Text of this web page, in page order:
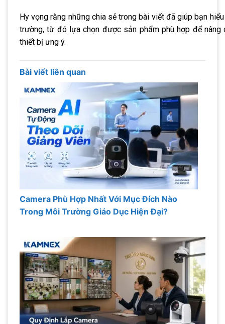
Hy vọng rằng những chia sẻ trong bài viết đã giúp bạn
trường, từ đó lựa chọn được sản phẩm phù hợp để
thiết bị ưng ý.
Bài viết liên quan
Camera Phù Hợp Nhất Với Mục Đích Nào
Trong Môi Trường Giáo Dục Hiện Đại?